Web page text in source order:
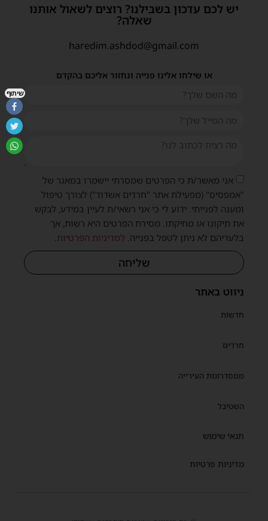
ניווט באתר
חדשות
חרדים
ממסדרונות העירייה
השטיבל
תנאי שימוש
מדיניות פרטיות
יש לכם עדכון בשבילנו? רוצים לשאול אותנו
שאלה?
haredim.ashdod@gmail.com
או שילחו אלינו פנייה ונחזור אליכם בהקדם
אני מאשר/ת כי הפרטים שמסרתי יישמרו במאגר של
"אמפסיס" (מפעילת אתר "חרדים אשדוד") לצורך טיפול
ומענה לפנייתי. ידוע לי כי אני רשאי/ת לעיין במידע, לבקש
את תיקונו או מחיקתו. מסירת הפרטים היא רשות, אך
בלעדיהם לא ניתן לטפל בפנייה. למדיניות הפרטיות.
שליחה
שיתוף